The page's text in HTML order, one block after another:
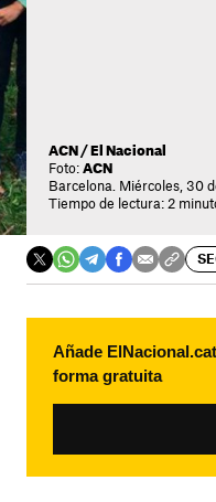
ACN / El Nacional
Foto: ACN
Barcelona. Miércoles, 30
Tiempo de lectura: 2
Añade
forma gratuita